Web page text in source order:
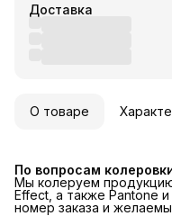
Доставка
О товаре
По вопросам
Мы колеруем продукцию
Effect, а также Pantone
номер заказа и